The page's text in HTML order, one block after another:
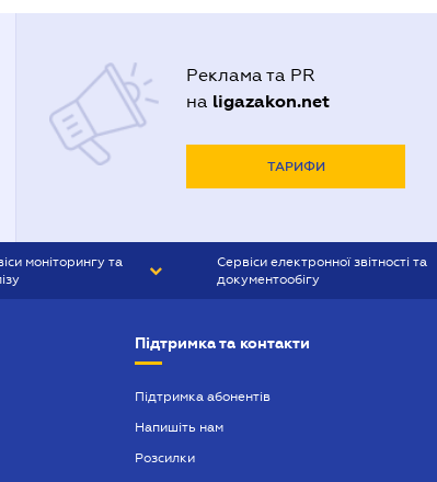
Реклама та PR
на ligazakon.net
ТАРИФИ
моніторингу та
Сервіси електронної звітності та
документообігу
Підтримка та контакти
Підтримка абонентів
Напишіть нам
Розсилки